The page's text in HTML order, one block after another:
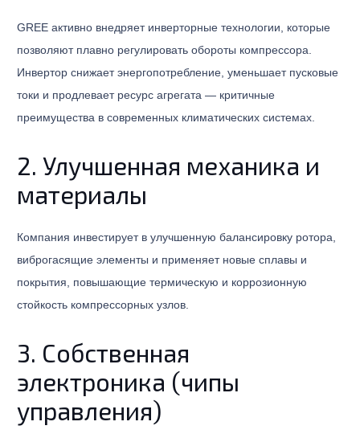
GREE активно внедряет инверторные технологии, которые
позволяют плавно регулировать обороты компрессора.
Инвертор снижает энергопотребление, уменьшает пусковые
токи и продлевает ресурс агрегата — критичные
преимущества в современных климатических системах.
2. Улучшенная механика и
материалы
Компания инвестирует в улучшенную балансировку ротора,
виброгасящие элементы и применяет новые сплавы и
покрытия, повышающие термическую и коррозионную
стойкость компрессорных узлов.
3. Собственная
электроника (чипы
управления)